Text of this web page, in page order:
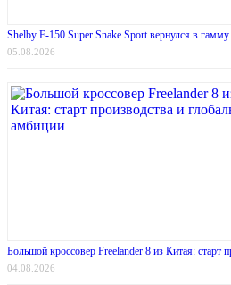
Shelby F-150 Super Snake Sport вернулся в гамму
05.08.2026
Большой кроссовер Freelander 8 из Китая: старт
04.08.2026